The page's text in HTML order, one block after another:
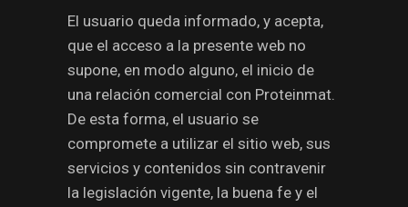
El usuario queda informado, y acepta,
que el acceso a la presente web no
supone, en modo alguno, el inicio de
una relación comercial con Proteinmat.
De esta forma, el usuario se
compromete a utilizar el sitio web, sus
servicios y contenidos sin contravenir
la legislación vigente, la buena fe y el